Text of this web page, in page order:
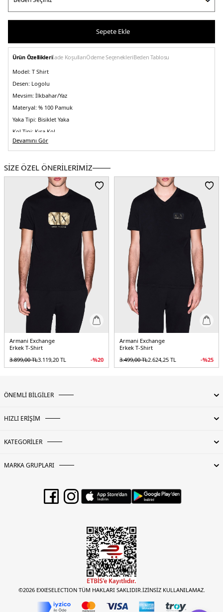
Sepete Ekle
Ürün Özellikleriİade KoşullarıÖdeme SeçenekleriBeden Tablosu
Model: T Shirt
Desen: Logolu
Mevsim: İlkbahar/Yaz
Materyal: % 100 Pamuk
Yaka Tipi: Bisiklet Yaka
Kol Tipi: Kısa Kol
Kalıp Bilgisi:Regular Fit
5DY1XM000754AF13106U0009.25
Devamını Gör
SİZE ÖZEL ÖNERİLERİMİZ
Armani Exchange
Erkek T-Shirt
3.899,00TL3.119,20 TL -%20
Armani Exchange
Erkek T-Shirt
3.499,00TL2.624,25 TL -%25
ÖNEMLİ BİLGİLER
HIZLI ERİŞİM
KATEGORİLER
MARKA GRUPLARI
©2026 EXXESELECTION TÜM HAKLARI SAKLIDIR.İZİNSİZ KULLANILAMAZ.